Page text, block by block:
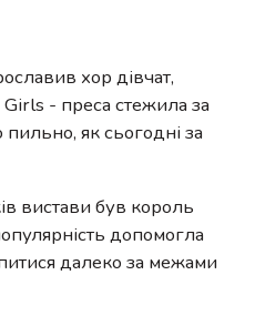
хор дівчат,
- преса стежила за
як сьогодні за
вистави був король
допомогла
далеко за межами